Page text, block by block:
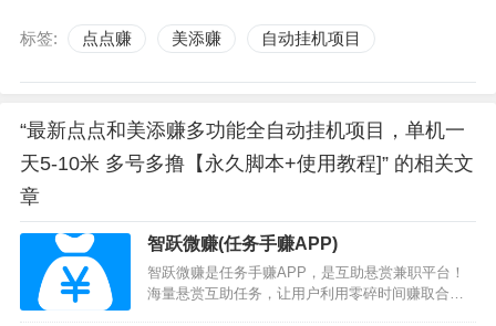
标签: 点点赚 美添赚 自动挂机项目
“最新点点和美添赚多功能全自动挂机项目，单机一
天5-10米 多号多撸【永久脚本+使用教程]” 的相关文
章
智跃微赚(任务手赚APP)
智跃微赚是任务手赚APP，是互助悬赏兼职平台！
海量悬赏互助任务，让用户利用零碎时间赚取合理